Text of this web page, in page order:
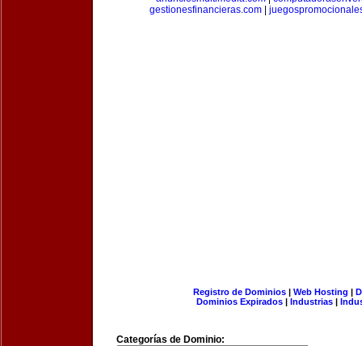
gestionesfinancieras.com
Registro de Dominios| Web Hosting |
Dominios Expirados | Industrias |
Categorías de Dominio: